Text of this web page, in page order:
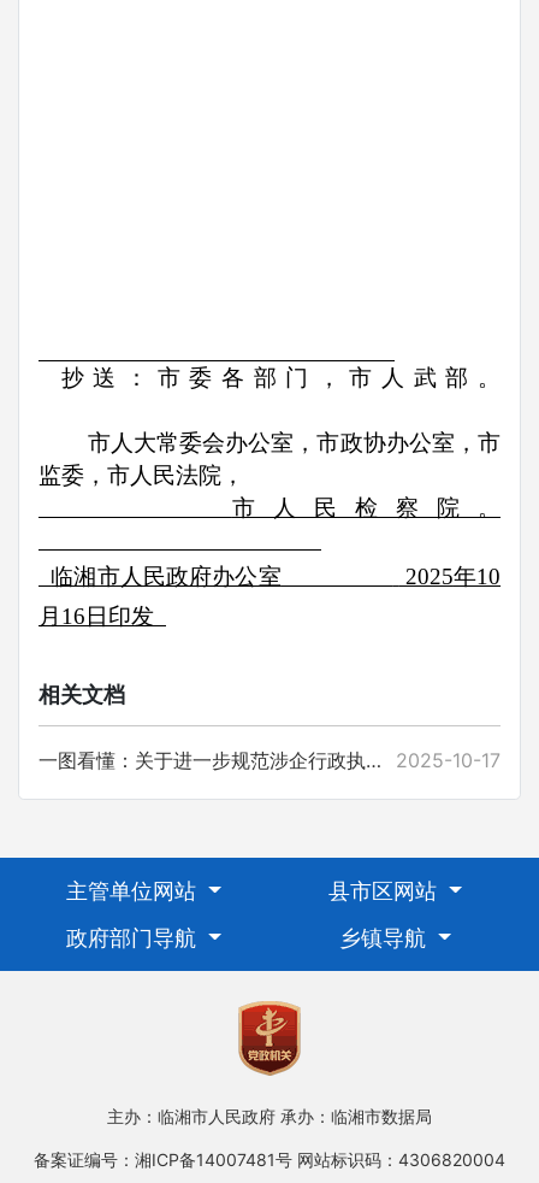
抄送：市委各部门，市人武部。
市人大常委会办公室，市政协办公室，市
监委，市人民法院，
市人民检察院。
临湘市人民政府办公室 2025年10
月 16日印发
相关文档
一图看懂：关于进一步规范涉企行政执法行为 优化经济发展环境的通知 2025-10-17
主管单位网站
县市区网站
政府部门导航
乡镇导航
主办：临湘市人民政府 承办：临湘市数据局
备案证编号：湘ICP备14007481号 网站标识码：4306820004